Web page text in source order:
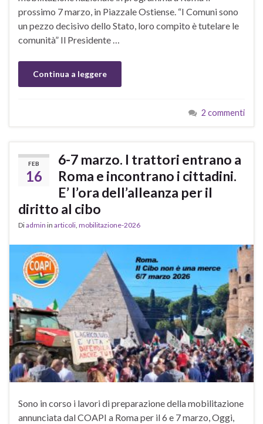
prossimo 7 marzo, in Piazzale Ostiense. “I Comuni sono
un pezzo decisivo dello Stato, loro compito è tutelare le
comunità” Il Presidente …
Continua a leggere
2 commenti
FEB
16
6-7 marzo. I trattori entrano a
Roma e incontrano i cittadini.
E’ l’ora dell’alleanza per il
diritto al cibo
Diadmin in articoli, mobilitazione-2026
Sono in corso i lavori di preparazione della mobilitazione
annunciata dal COAPI a Roma per il 6 e 7 marzo, Oggi,